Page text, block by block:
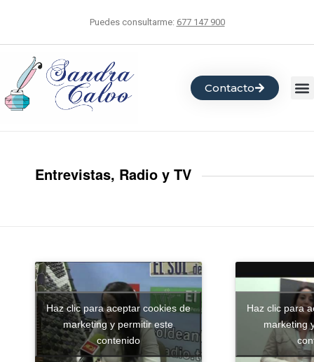
Puedes consultarme: 677 147 900
Contacto
Entrevistas, Radio y TV
Haz clic para aceptar cookies de
marketing y permitir este
contenido
Haz clic para
marketing